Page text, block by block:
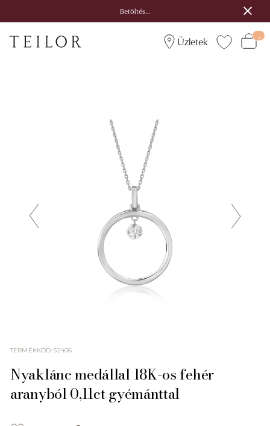
Betöltés...
Üzletek
TERMÉKKÓD:52406
Nyaklánc medállal 18K-os fehér
aranyból 0,11ct gyémánttal